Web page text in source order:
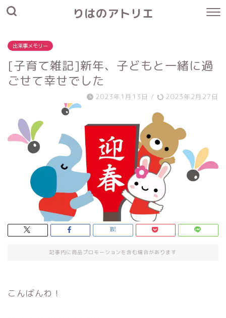
りはのアトリエ
出来事メモリー
[子育て雑記]新年、子どもと一緒に過
ごせて幸せでした
2023年1月13日 / 2023年2月27日
記事内に商品プロモーションを含む場合があります
こんばんわ！